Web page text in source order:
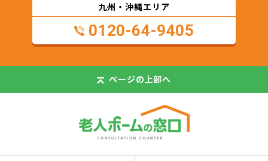
九州・沖縄エリア
0120-64-9405
ページの上部へ